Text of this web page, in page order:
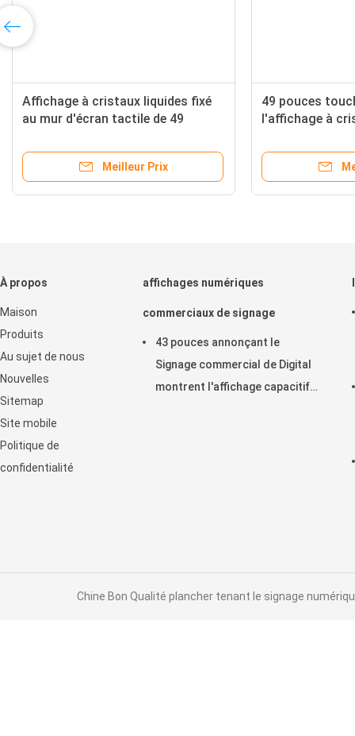
Kiosque de contact de 18,5
pouces non/publicité de médias
Meilleur Prix
Le restaurant 49
de l'écran petit à
FB adaptée aux
À propos
Maison
Produits
Au sujet de nous
Nouvelles
Sitemap
Site mobile
Politique de
confidentialité
affichages numériques
commerciaux de signage
43 pouces annonçant le
Signage commercial de Digital
montrent l'affichage capacitif
Chine Bon Qualité plancher tenant le signage